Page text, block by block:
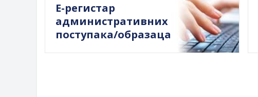
Е-регистар
административних
поступака/образаца